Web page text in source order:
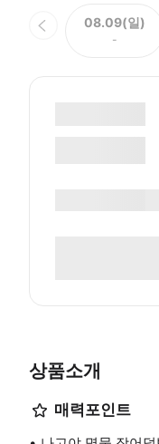
08.09(일)
-
상품소개
매력포인트